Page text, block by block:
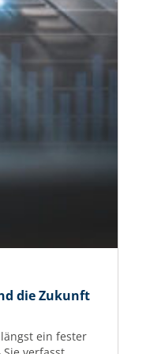
die Zukunft
ein fester